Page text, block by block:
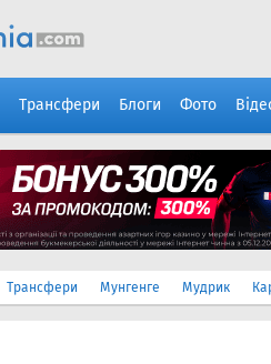
Трансфери Блоги Фото
Трансфери Мунгенге Мудрик